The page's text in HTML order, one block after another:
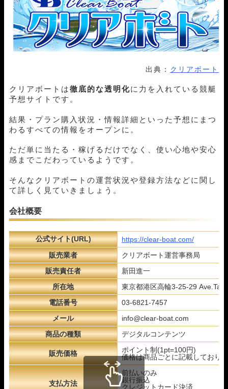
出典： クリアボート
クリアボート は徹底的な透明化に力を入れている競艇
予想サイトです。
結果・プラン購入状況・情報詳細といった予想にまつ
わるすべての情報をオープンに。
ただ単に当たる・稼げるだけでなく、使い心地や安心
感までこだわっているようです。
そんなクリアボートの運営状況や登録方法などに関し
て詳しく見ていきましょう。
会社概要
公式サイト(URL)
https://clear-boat.com/
販売業者
クリアボート運営事務局
販売責任者
新田進一
所在地
東京都港区高輪3-25-29
電話番号
03-6821-7457
メール
info@clear-boat.com
商品の種類
デジタルコンテンツ
販売価格
ポイント制(1pt=100円)
価格は商品ごとに記載しており
支払方法
前払いのみ
銀行振込
クレジットカード決済